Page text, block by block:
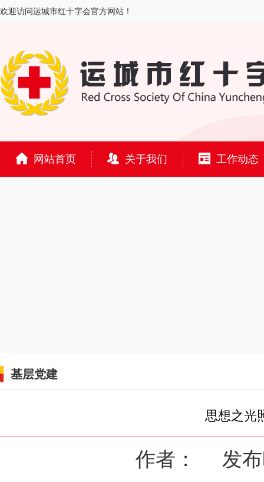
欢迎访问运城市红十字会官方网站！
网站首页 关于我们 工作动态
基层党建
思想之光
作者： 发布